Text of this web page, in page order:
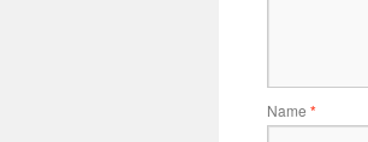
Name *